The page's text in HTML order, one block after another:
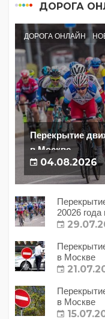
ДОРОГА
ДОРОГА ОНЛАЙН
Перекрытие
в Москве
04.08.2026
20026
в Москве
в Москве